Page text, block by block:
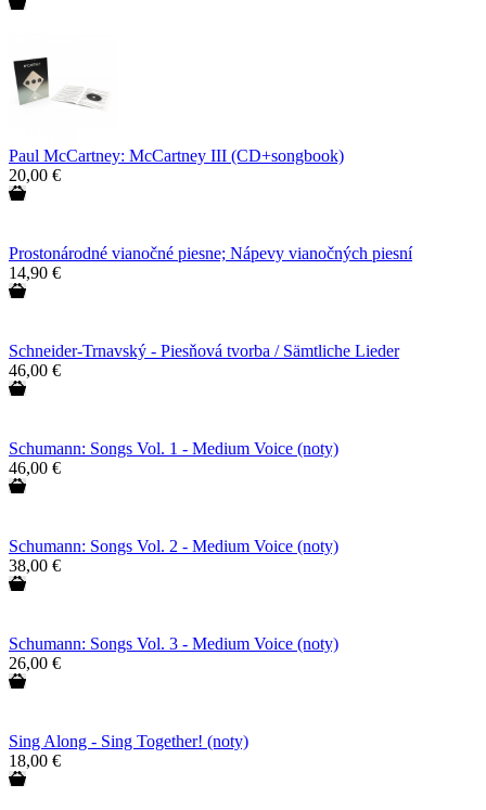
Paul McCartney: McCartney III (CD+songbook)
20,00 €
Prostonárodné vianočné piesne; Nápevy vianočných piesní
14,90 €
Schneider-Trnavský - Piesňová tvorba / Sämtliche Lieder
46,00 €
Schumann: Songs Vol. 1 - Medium Voice (noty)
46,00 €
Schumann: Songs Vol. 2 - Medium Voice (noty)
38,00 €
Schumann: Songs Vol. 3 - Medium Voice (noty)
26,00 €
Sing Along - Sing Together! (noty)
18,00 €